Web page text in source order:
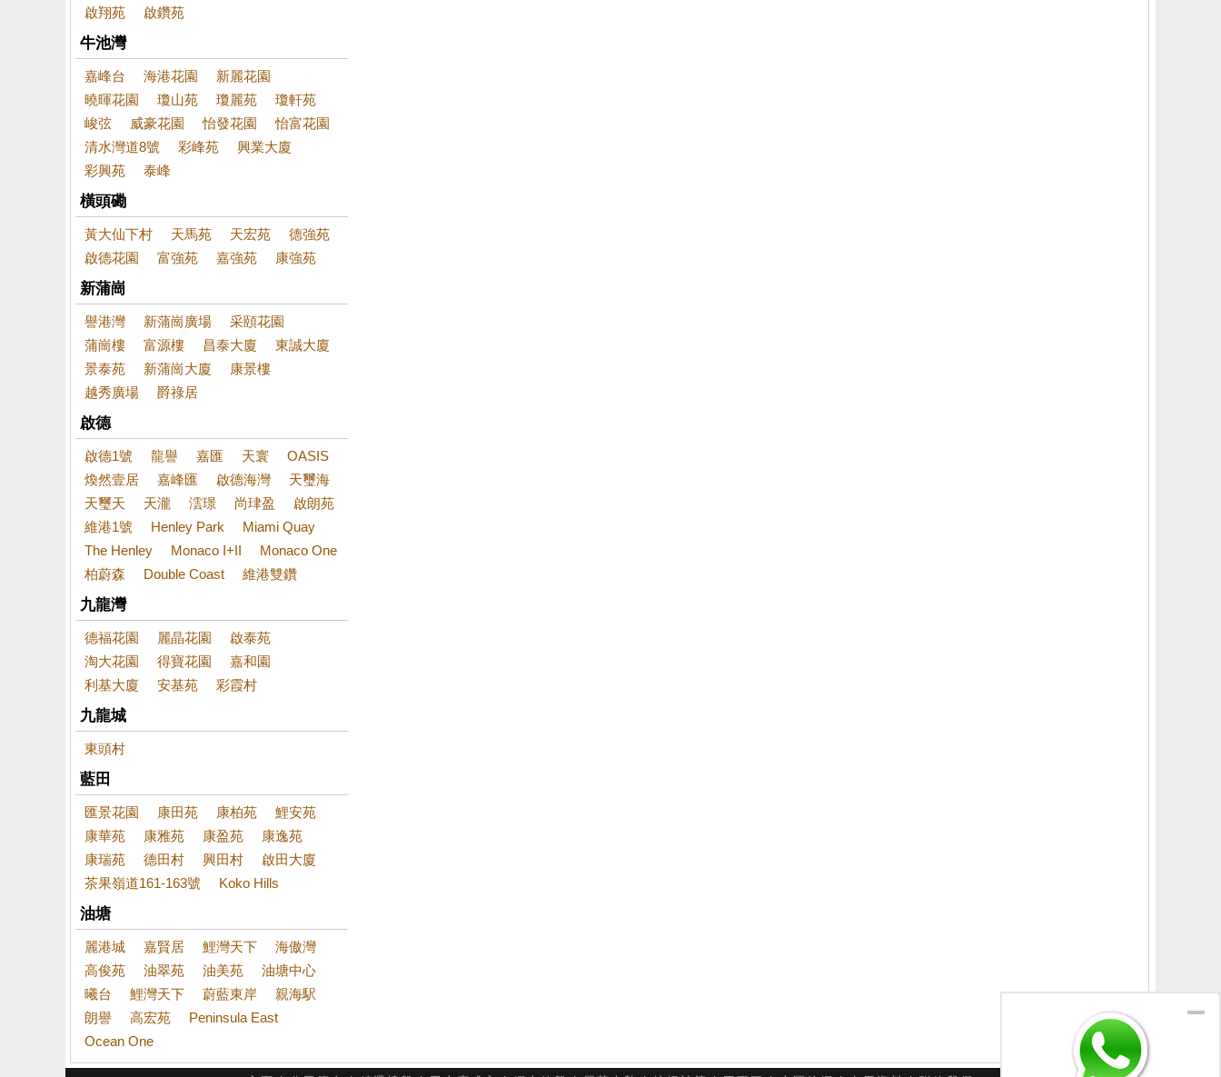
啟翔苑
啟鑽苑
牛池灣
嘉峰台 海港花園
新麗花園
曉暉花園
瓊山苑 瓊麗苑
瓊軒苑
峻弦
威豪花園 怡發花園
怡富花園
清水灣道8號
彩峰苑
興業大廈
彩興苑
泰峰
橫頭磡
黃大仙下村 天馬苑 天宏苑
德強苑
啟德花園
富強苑 嘉強苑 康強苑
新蒲崗
譽港灣 新蒲崗廣場
采頤花園
蒲崗樓
富源樓 昌泰大廈
東誠大廈
景泰苑
新蒲崗大廈
康景樓
越秀廣場
爵祿居
啟德
啟德1號 龍譽 嘉匯 天寰
OASIS
煥然壹居
嘉峰匯 啟德海灣
天璽海
天璽天
天瀧 澐璟 尚珒盈
啟朗苑
維港1號
Henley Park
Miami Quay
The Henley
Monaco I+II
Monaco One
柏蔚森
Double Coast 維港雙鑽
九龍灣
德福花園 麗晶花園
啟泰苑
淘大花園
得寶花園
嘉和園
利基大廈
安基苑 彩霞村
九龍城
東頭村
藍田
匯景花園 康田苑 康柏苑
鯉安苑
康華苑
康雅苑 康盈苑
康逸苑
康瑞苑
德田村 興田村
啟田大廈
茶果嶺道161-163號
Koko Hills
油塘
麗港城 嘉賢居 鯉灣天下
海傲灣
高俊苑
油翠苑 油美苑
油塘中心
曦台
鯉灣天下 蔚藍東岸
親海駅
朗譽
高宏苑
Peninsula East
Ocean One